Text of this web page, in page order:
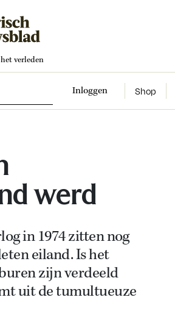
verleden
Inloggen Shop
werd
in 1974 zitten nog
eiland. Is het
zijn verdeeld
uit de tumultueuze